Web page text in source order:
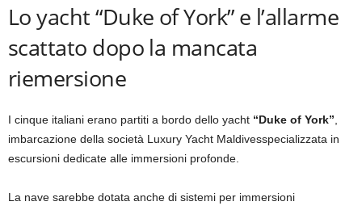
Lo yacht “Duke of York” e l’allarme
scattato dopo la mancata
riemersione
I cinque italiani erano partiti a bordo dello yacht “Duke of York”
imbarcazione della società Luxury Yacht Maldivesspecializzata in
escursioni dedicate alle immersioni profonde.
La nave sarebbe dotata anche di sistemi per immersioni